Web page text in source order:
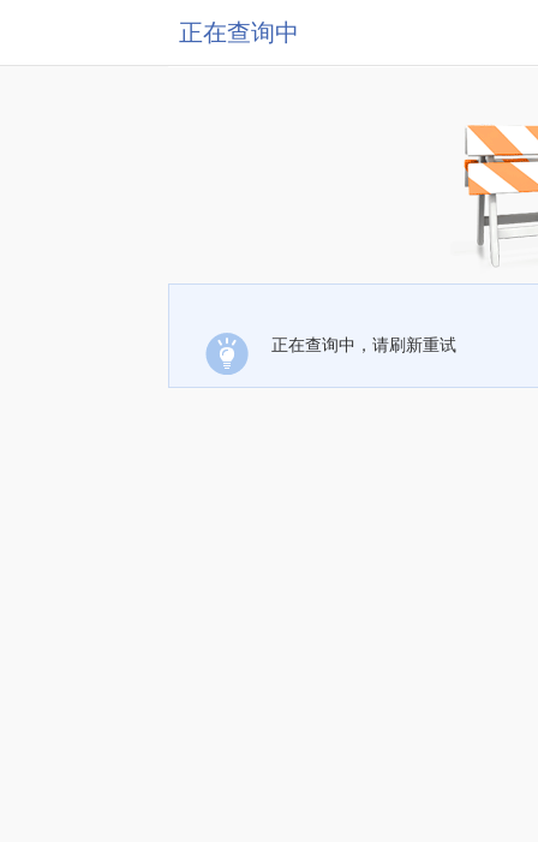
正在查询中
正在查询中，请刷新重试